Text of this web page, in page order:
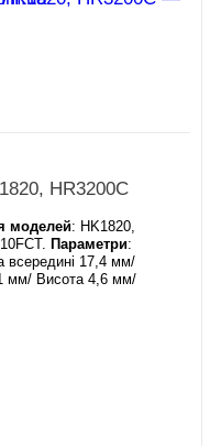
HR3200C
моделей: HK1820,
Параметри:
всередині 17,4 мм/
мм/ Висота 4,6 мм/